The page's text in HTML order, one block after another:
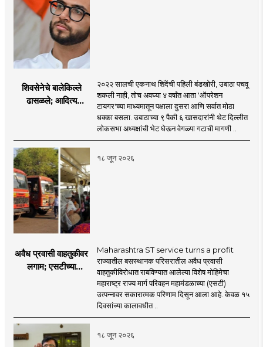
शिवसेनेचे बालेकिल्ले
ढासळले; आदित्य
नेमका कुठे चुकला?
२०२२ सालची एकनाथ शिंदेंची पहिली बंडखोरी, उबाठा पचवू
शकली नाही, तोच अवघ्या ४ वर्षांत आता 'ऑपरेशन
टायगर'च्या माध्यमातून पक्षाला दुसरा आणि सर्वात मोठा
धक्का बसला. उबाठाच्या ९ पैकी ६ खासदारांनी थेट दिल्लीत
लोकसभा अध्यक्षांची भेट घेऊन वेगळ्या गटाची मागणी ..
१८ जून २०२६
अवैध प्रवासी वाहतुकीवर
लगाम; एसटीच्या
Maharashtra ST service turns a profit
राज्यातील बसस्थानक परिसरातील अवैध प्रवासी
वाहतुकीविरोधात राबविण्यात आलेल्या विशेष मोहिमेचा
महाराष्ट्र राज्य मार्ग परिवहन महामंडळाच्या (एसटी)
उत्पन्नावर सकारात्मक परिणाम दिसून आला आहे. केवळ १५
दिवसांच्या कालावधीत ..
१८ जून २०२६